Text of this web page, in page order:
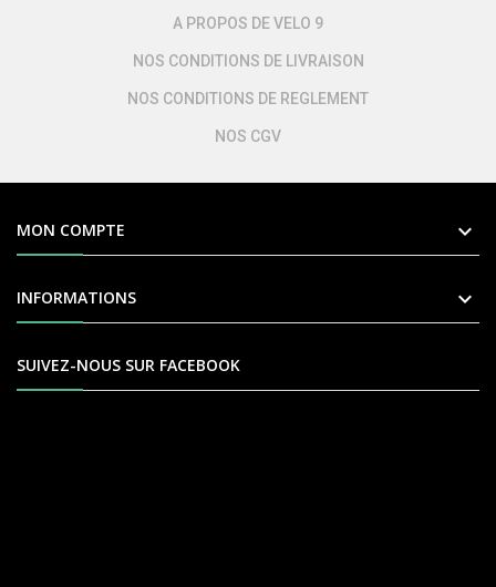
A PROPOS DE VELO 9
NOS CONDITIONS DE LIVRAISON
NOS CONDITIONS DE REGLEMENT
NOS CGV
MON COMPTE 
INFORMATIONS 
SUIVEZ-NOUS SUR FACEBOOK